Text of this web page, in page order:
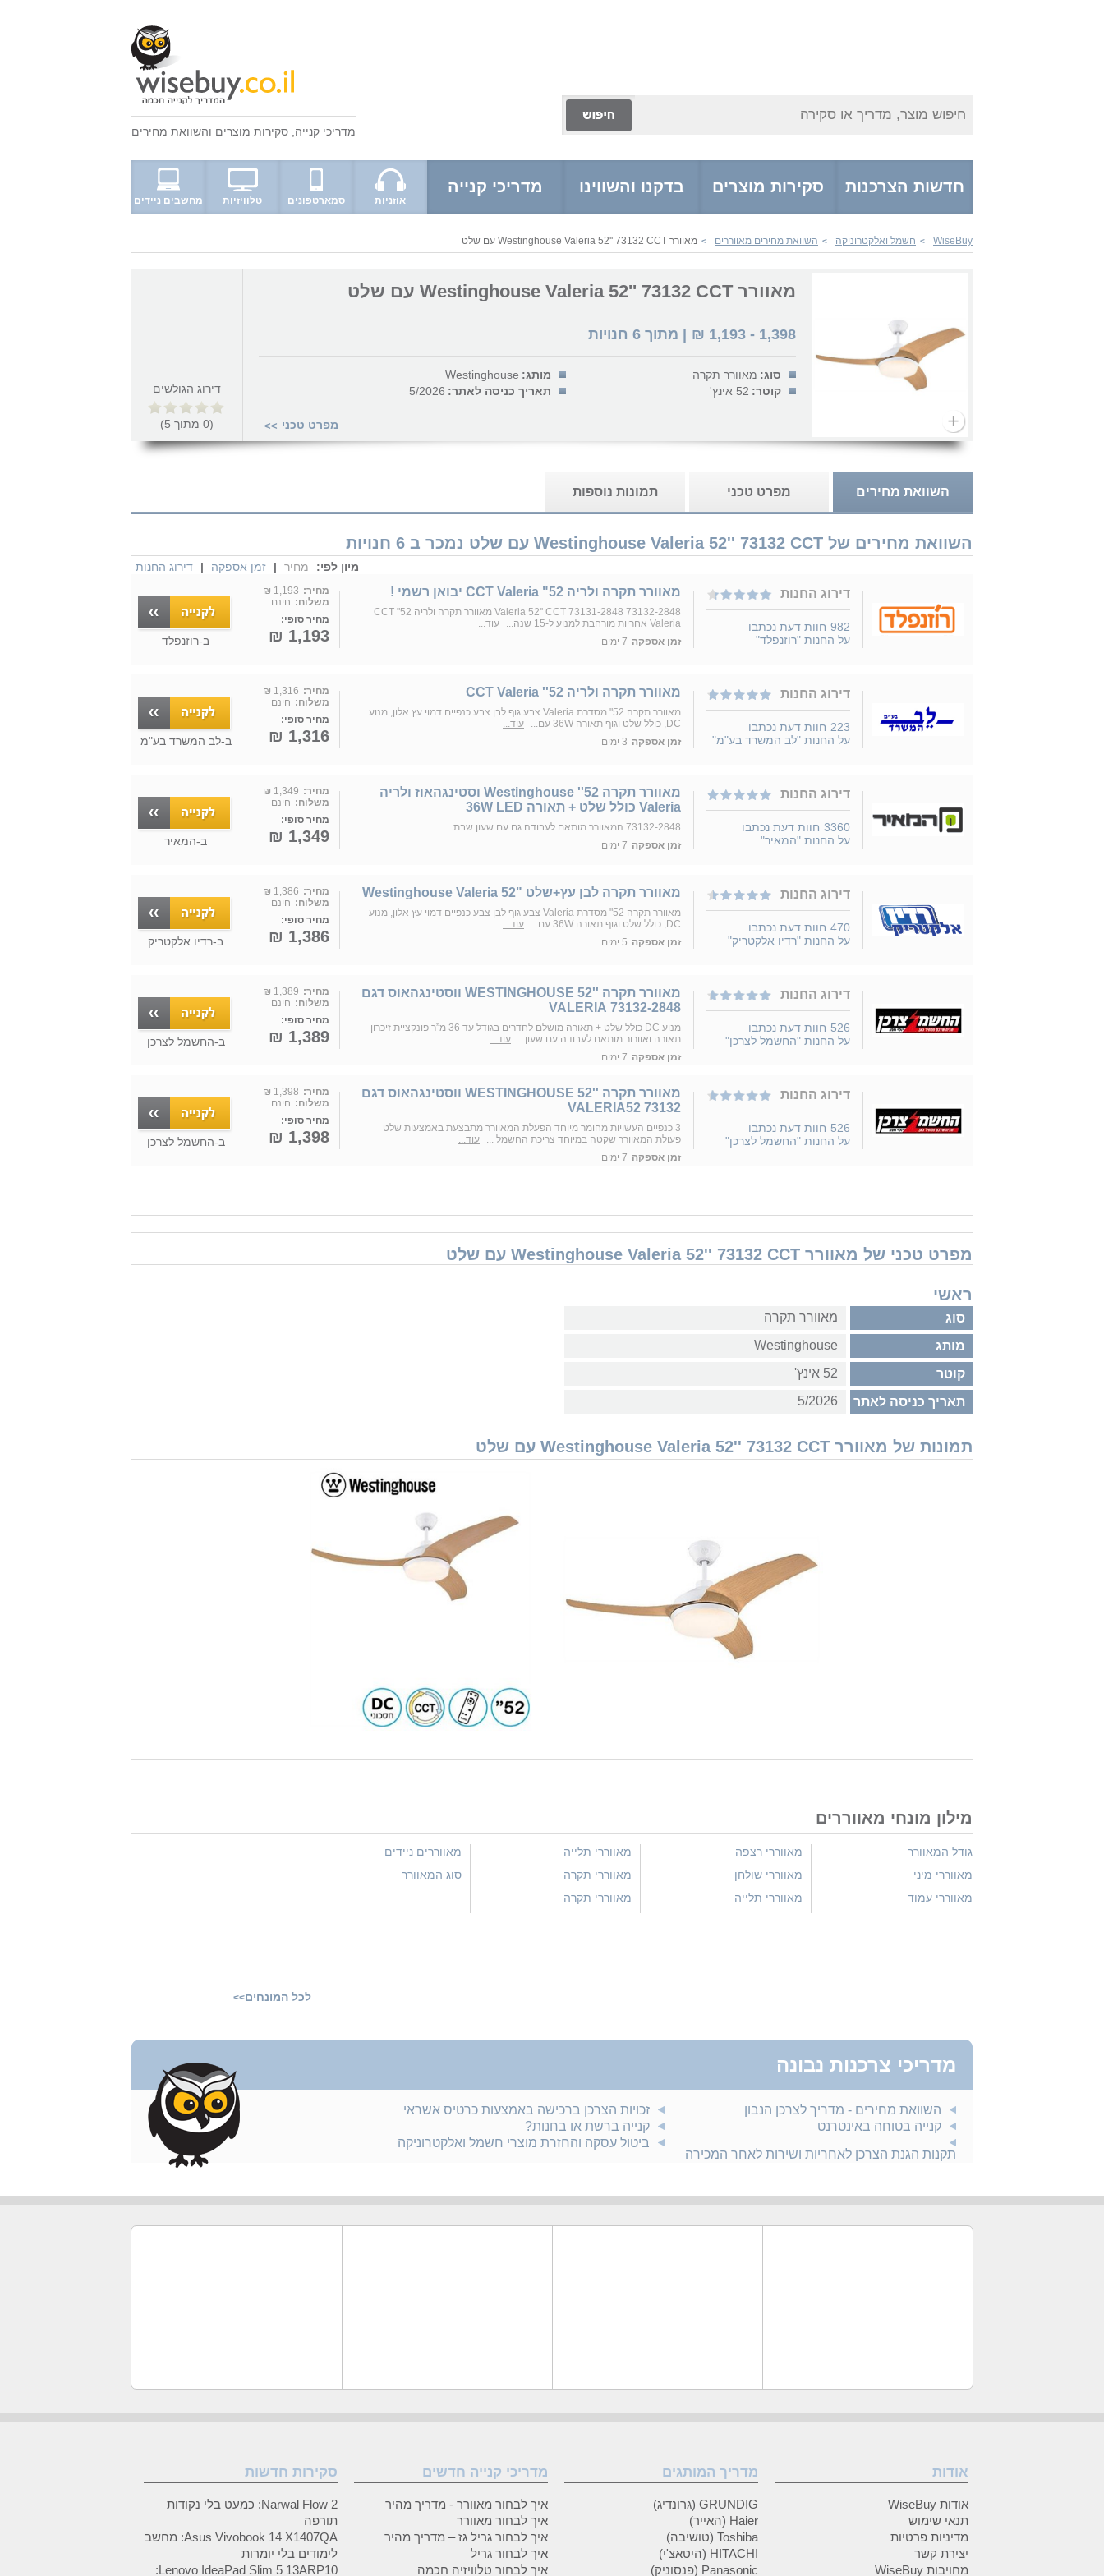
חיפוש מוצר, מדריך או סקירה
מדריכי קנייה סקירות מוצרים והשוואת מחירים
חדשות הצרכנות סקירות מוצרים בדקנו והשווינו מדריכי קנייה
אוזניות סמארטפונים טלוויזיות מחשבים ניידים
WiseBuy
> חשמל ואלקטרוניקה > השוואת מחירים מאווררים > מאוורר Westinghouse Valeria 52'' 73132 CCT עם שלט
מאוורר Westinghouse Valeria 52'' 73132 CCT עם שלט
1,398
-
1,193
₪ | מתוך 6 חנויות
סוג: מאוורר תקרה מותג: Westinghouse
קוטר: 52 אינץ' תאריך כניסה לאתר: 5/2026
מפרט טכני >>
דירוג הגולשים
(
0 מתוך 5
)
השוואת מחירים מפרט טכני תמונות נוספות
השוואת מחירים של Westinghouse Valeria 52'' 73132 CCT עם שלט נמכר ב 6 חנויות
מיון לפי: מחיר | זמן אספקה | דירוג החנות
דירוג החנות
982 חוות דעת נכתבו
על החנות "רוזנפלד"
מאוורר תקרה ולריה 52" CCT Valeria יבואן רשמי !
Valeria 52'' CCT 73131-2848 73132-2848 מאוורר תקרה ולריה 52" CCT
Valeria אחריות מורחבת למנוע ל-15 שנה...
עוד...
זמן אספקה 7 ימים
מחיר: 1,193 ₪
משלוח: חינם
מחיר סופי:
1,193 ₪ ב-רוזנפלד
דירוג החנות
223 חוות דעת נכתבו
על החנות "לב המשרד בע"מ"
מאוורר תקרה ולריה 52'' CCT Valeria
מאוורר תקרה 52" מסדרת Valeria צבע גוף לבן צבע כנפיים דמוי עץ אלון, מנוע
DC, כולל שלט וגוף תאורה 36W עם...
עוד...
זמן אספקה 3 ימים
מחיר: 1,316 ₪
משלוח: חינם
מחיר סופי:
1,316 ₪ ב-לב המשרד בע"מ
דירוג החנות
3360 חוות דעת נכתבו
על החנות "המאיר"
‏מאוורר תקרה 52'' Westinghouse וסטינגהאוז ולריה
Valeria כולל שלט + תאורה 36W LED
73132-2848 המאוורר מותאם לעבודה גם עם שעון שבת.
זמן אספקה 7 ימים
מחיר: 1,349 ₪
משלוח: חינם
מחיר סופי:
1,349 ₪ ב-המאיר
דירוג החנות
470 חוות דעת נכתבו
על החנות "רדיו אלקטריק"
מאוורר תקרה לבן עץ+שלט "Westinghouse Valeria 52
מאוורר תקרה 52" מסדרת Valeria צבע גוף לבן צבע כנפיים דמוי עץ אלון, מנוע
DC, כולל שלט וגוף תאורה 36W עם...
עוד...
זמן אספקה 5 ימים
מחיר: 1,386 ₪
משלוח: חינם
מחיר סופי:
1,386 ₪ ב-רדיו אלקטריק
דירוג החנות
526 חוות דעת נכתבו
על החנות "החשמל לצרכן"
מאוורר תקרה ''52 WESTINGHOUSE ווסטינגהאוס דגם
73132-2848 VALERIA
מנוע DC כולל שלט + תאורה מושלם לחדרים בגודל עד 36 מ”ר פונקציית זיכרון
תאורה ואוורור מותאם לעבודה עם שעון...
עוד...
זמן אספקה 7 ימים
מחיר: 1,389 ₪
משלוח: חינם
מחיר סופי:
1,389 ₪ ב-החשמל לצרכן
דירוג החנות
526 חוות דעת נכתבו
על החנות "החשמל לצרכן"
מאוורר תקרה ''52 WESTINGHOUSE ווסטינגהאוס דגם
VALERIA52 73132
3 כנפיים העשויות מחומר מיוחד הפעלת המאוורר מתבצעת באמצעות שלט
פעולת המאוורר שקטה במיוחד צריכת החשמל ...
עוד...
זמן אספקה 7 ימים
מחיר: 1,398 ₪
משלוח: חינם
מחיר סופי:
1,398 ₪ ב-החשמל לצרכן
מפרט טכני של מאוורר Westinghouse Valeria 52'' 73132 CCT עם שלט
ראשי
סוג מאוורר תקרה
מותג Westinghouse
קוטר 52 אינץ'
תאריך כניסה לאתר 5/2026
תמונות של מאוורר Westinghouse Valeria 52'' 73132 CCT עם שלט
מילון מונחי מאווררים
גודל המאוורר
מאווררי מיני
מאווררי עמוד
מאווררי רצפה
מאווררי שולחן
מאווררי תלייה
מאווררי תלייה
מאווררי תקרה
מאווררי תקרה
מאווררים ניידים
סוג המאוורר
לכל המונחים>>
מדריכי צרכנות נבונה
השוואת מחירים - מדריך לצרכן הנבון
קנייה בטוחה באינטרנט
תקנות הגנת הצרכן לאחריות ושירות לאחר המכירה
זכויות הצרכן ברכישה באמצעות כרטיס אשראי
קנייה ברשת או בחנות?
ביטול עסקה והחזרת מוצרי חשמל ואלקטרוניקה
אודות
אודות WiseBuy
תנאי שימוש
מדיניות פרטיות
יצירת קשר
מחויבות WiseBuy
מדריך המותגים
GRUNDIG (גרונדיג)
Haier (האייר)
Toshiba (טושיבה)
HITACHI (היטאצ'י)
Panasonic (פנסוניק)
מדריכי קנייה חדשים
איך לבחור מאוורר - מדריך מהיר
איך לבחור מאוורר
איך לבחור גריל גז – מדריך מהיר
איך לבחור גריל
איך לבחור טלוויזיה חכמה
סקירות חדשות
Narwal Flow 2: כמעט בלי נקודות
תורפה
Asus Vivobook 14 X1407QA: מחשב
לימודים בלי יומרות
Lenovo IdeaPad Slim 5 13ARP10: